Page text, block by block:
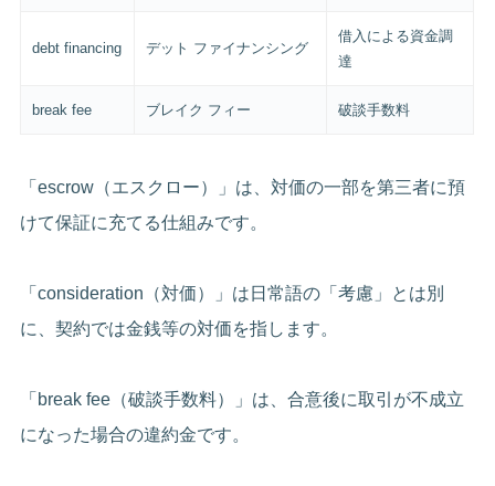
debt financing デット ファイナンシング
借入による資金調
達
break fee ブレイク フィー 破談手数料
「escrow（エスクロー）」は、対価の一部を第三者に預
けて保証に充てる仕組みです。
「consideration（対価）」は日常語の「考慮」とは別
に、契約では金銭等の対価を指します。
「break fee（破談手数料）」は、合意後に取引が不成立
になった場合の違約金です。